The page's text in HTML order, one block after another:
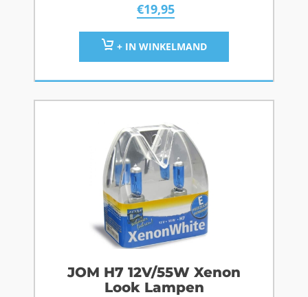
€19,95
+ IN WINKELMAND
JOM H7 12V/55W Xenon
Look Lampen